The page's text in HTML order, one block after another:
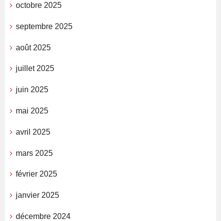
octobre 2025
septembre 2025
août 2025
juillet 2025
juin 2025
mai 2025
avril 2025
mars 2025
février 2025
janvier 2025
décembre 2024